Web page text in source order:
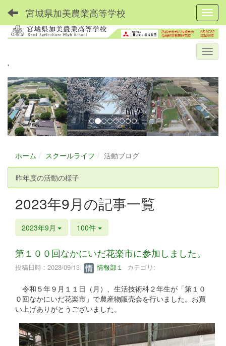
宮城県加美農業高等学校
'
p
r
e
v
i
o
u
s
n
e
x
t
ホーム スクールライフ 活動ブログ
昨年度の活動の様子
2023年9月の記事一覧
2023年9月 100件
第１００回なかにいだ花楽市に参加しました。
投稿日時 : 2023/09/13 情報部１ カテゴリ:
令和５年９月１１日（月）、生活技術科２年生が「第１０
０回なかにいだ花楽市」で農産物販売会を行いました。お買
い上げありがとうございました。